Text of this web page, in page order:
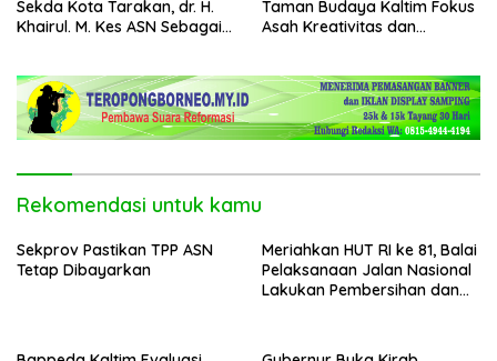
Sekda Kota Tarakan, dr. H.
Khairul. M. Kes ASN Sebagai
Taman Budaya Kaltim Fokus
Asah Kreativitas dan
Rekomendasi untuk kamu
Sekprov Pastikan TPP ASN
Tetap Dibayarkan
Meriahkan HUT RI ke 81, Balai
Pelaksanaan Jalan Nasional
Lakukan Pembersihan dan